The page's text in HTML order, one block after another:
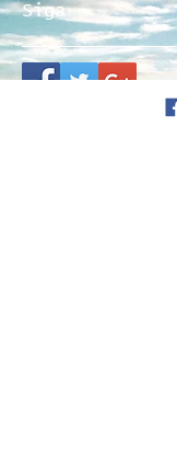
Siga
Publique seu Artigo